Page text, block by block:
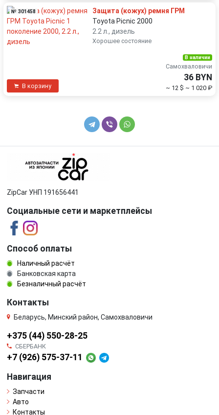
№ 301458
Защита (кожух) ремня ГРМ
Toyota Picnic 2000
2.2 л., дизель
Хорошее состояние
В корзину
В наличии
Самохваловичи
36 BYN
~ 12 $ ~ 1 020 ₽
ZipCar УНП 191656441
Социальные сети и маркетплейсы
Способ оплаты
Наличный расчёт
Банковская карта
Безналичный расчёт
Контакты
Беларусь, Минский район, Самохваловичи
+375 (44) 550-28-25
СБЕРБАНК
+7 (926) 575-37-11
Навигация
Запчасти
Авто
Контакты